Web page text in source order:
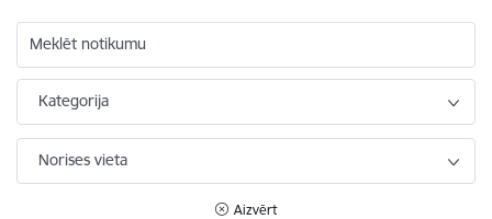
Meklēt notikumu
Kategorija
Norises vieta
Aizvērt